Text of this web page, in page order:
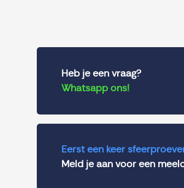
Heb je een vraag?
Whatsapp ons!
Eerst een keer
Meld je aan voor een